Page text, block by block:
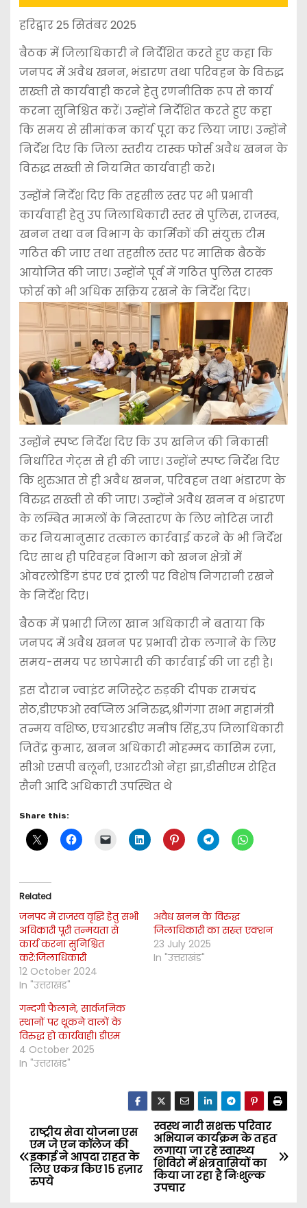
हरिद्वार 25 सितंबर 2025
बैठक में जिलाधिकारी ने निर्देशित करते हुए कहा कि
जनपद में अवैध खनन, भंडारण तथा परिवहन के विरुद्ध
सख्ती से कार्यवाही करने हेतु रणनीतिक रूप से कार्य
करना सुनिश्चित करें। उन्होंने निर्देशित करते हुए कहा
कि समय से सीमांकन कार्य पूरा कर लिया जाए। उन्होंने
निर्देश दिए कि जिला स्तरीय टास्क फोर्स अवैध खनन के
विरुद्ध सख्ती से नियमित कार्यवाही करे।
उन्होंने निर्देश दिए कि तहसील स्तर पर भी प्रभावी
कार्यवाही हेतु उप जिलाधिकारी स्तर से पुलिस, राजस्व,
खनन तथा वन विभाग के कार्मिकों की संयुक्त टीम
गठित की जाए तथा तहसील स्तर पर मासिक बैठकें
आयोजित की जाए। उन्होंने पूर्व में गठित पुलिस टास्क
फोर्स को भी अधिक सक्रिय रखने के निर्देश दिए।
उन्होंने स्पष्ट निर्देश दिए कि उप खनिज की निकासी
निर्धारित गेट्स से ही की जाए। उन्होंने स्पष्ट निर्देश दिए
कि शुरुआत से ही अवैध खनन, परिवहन तथा भंडारण के
विरुद्ध सख्ती से की जाए। उन्होंने अवैध खनन व भंडारण
के लम्बित मामलों के निस्तारण के लिए नोटिस जारी
कर नियमानुसार तत्काल कार्रवाई करने के भी निर्देश
दिए साथ ही परिवहन विभाग को खनन क्षेत्रों में
ओवरलोडिंग डंपर एवं ट्राली पर विशेष निगरानी रखने
के निर्देश दिए।
बैठक में प्रभारी जिला खान अधिकारी ने बताया कि
जनपद में अवैध खनन पर प्रभावी रोक लगाने के लिए
समय-समय पर छापेमारी की कार्रवाई की जा रही है।
इस दौरान ज्वाइंट मजिस्ट्रेट रुड़की दीपक रामचंद
सेठ,डीएफओ स्वप्निल अनिरुद्ध,श्रीगंगा सभा महामंत्री
तन्मय वशिष्ठ, एचआरडीए मनीष सिंह,उप जिलाधिकारी
जितेंद्र कुमार, खनन अधिकारी मोहम्मद कासिम रज़ा,
सीओ एसपी बलूनी, एआरटीओ नेहा झा,डीसीएम रोहित
सैनी आदि अधिकारी उपस्थित थे
Share this:
Related
जनपद में राजस्व वृद्धि हेतु सभी
अधिकारी पूरी तन्मयता से
कार्य करना सुनिश्चित
करें:जिलाधिकारी
12 October 2024
In "उत्तराखंड"
अवैध खनन के विरुद्ध
जिलाधिकारी का सख्त एक्शन
23 July 2025
In "उत्तराखंड"
गन्दगी फैलाने, सार्वजनिक
स्थानों पर थूकने वालों के
विरुद्ध हो कार्यवाही। डीएम
4 October 2025
In "उत्तराखंड"
P
o
s
स्वस्थ नारी सशक्त परिवार
अभियान कार्यक्रम के तहत
लगाया जा रहे स्वास्थ्य
शिविरो में क्षेत्रवासियों का
किया जा रहा है निःशुल्क
उपचार
राष्ट्रीय सेवा योजना एस
एम जे एन कॉलेज की
इकाई ने आपदा राहत के
लिए एकत्र किए 15 हज़ार
रुपये